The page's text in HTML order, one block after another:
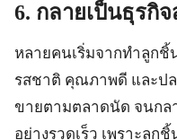
6. กลายเป็นธุรกิ
หลายคนเริ่มจากทำลูกชิ้
รสชาติ คุณภาพดี และป
ขายตามตลาดนัด จนกล
อย่างรวดเร็ว เพราะลูก